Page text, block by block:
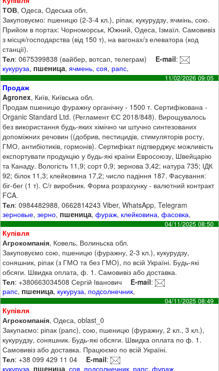
ТОВ, Одеса, Одеська обл.
Закуповуємо: пшеницю (2-3-4 кл.), ріпак, кукурудзу, ячмінь, сою.
Прийом в портах: Чорноморськ, Южний, Одеса, Ізмаїл. Самовивіз
з місця/господарства (від 150 т), на вагонах/з елеватора (код
станції).
Тел: 0675399838 (вайбер, вотсап, телеграм) E-mail:
кукуруза, пшеница,ячмень,соя, рапс,
11/02/2026 09:05
Продаж
Agronex, Київ, Київська обл.
Продам пшеницю фуражну органічну - 1500 т. Сертифікована -
Organic Standard Ltd. (Регламент ЄС 2018/848). Вирощувалось
без використання будь-яких хімічно чи штучно синтезованих
допоміжних речовин ((добрив, пестицидів, стимуляторів росту,
ГМО, антибіотиків, гормонів). Сертифікат підтверджує можливість
експортувати продукцію у будь-які країни Евросоюзу, Швейцарію
та Канаду. Вологість 11,9; сорт 0,9; зернова 3,42; натура 735; ІДК
92; білок 11,3; клейковина 17,2; число падіння 187. Фасування:
біг-бег (1 т). С/г виробник. Форма розрахунку - валютний контракт
FCA.
Тел: 0984482988, 0662814243 Viber, WhatsApp, Telegram
зерновые,зерно, пшеница,фураж, клейковина,фасовка,
04/11/2025 08:50
Купівля
Агрокомпанія, Ковель, Волиньска обл.
Закуповуємо сою, пшеницю (фуражну, 2-3 кл.), кукурудзу,
соняшник, ріпак (з ГМО та без ГМО), по всій Україні. Будь-які
обсяги. Швидка оплата, ф. 1. Самовивіз або доставка.
Тел: +380663034508 Сергій Іванович E-mail:
рапс, пшеница, кукуруза, подсолнечник,
04/11/2025 08:49
Купівля
Агрокомпанія, Одеса, oblast_0
Закупаємо: ріпак (рапс), сою, пшеницю (фуражну, 2 кл., 3 кл.),
кукурудзу, соняшник. Будь-які обсяги. Швидка оплата по ф. 1.
Самовивіз або доставка. Працюємо по всій Україні.
Тел: +38 099 429 11 04 E-mail:
кукуруза, пшеница,соя, подсолнечник, рапс,фураж,